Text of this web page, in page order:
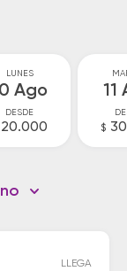
LUNES
Ago
DESDE
20.000
11
$
LLEGA